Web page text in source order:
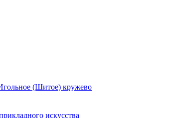
(Шитое) кружево
искусства